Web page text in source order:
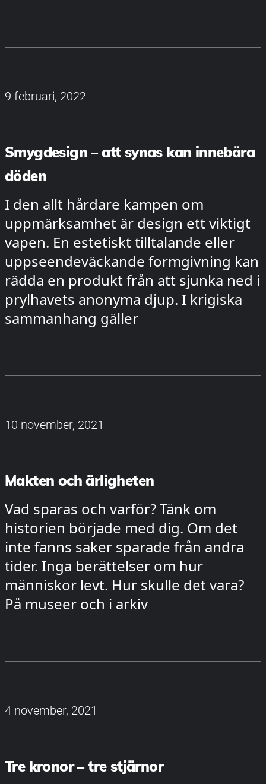
9 februari, 2022
Smygdesign – att synas kan innebära
döden
I den allt hårdare kampen om
uppmärksamhet är design ett viktigt
vapen. En estetiskt tilltalande eller
uppseendeväckande formgivning kan
rädda en produkt från att sjunka ned i
prylhavets anonyma djup. I krigiska
sammanhang gäller
10 november, 2021
Makten och ärligheten
Vad sparas och varför? Tänk om
historien började med dig. Om det
inte fanns saker sparade från andra
tider. Inga berättelser om hur
människor levt. Hur skulle det vara?
På museer och i arkiv
4 november, 2021
Tre kronor – tre stjärnor